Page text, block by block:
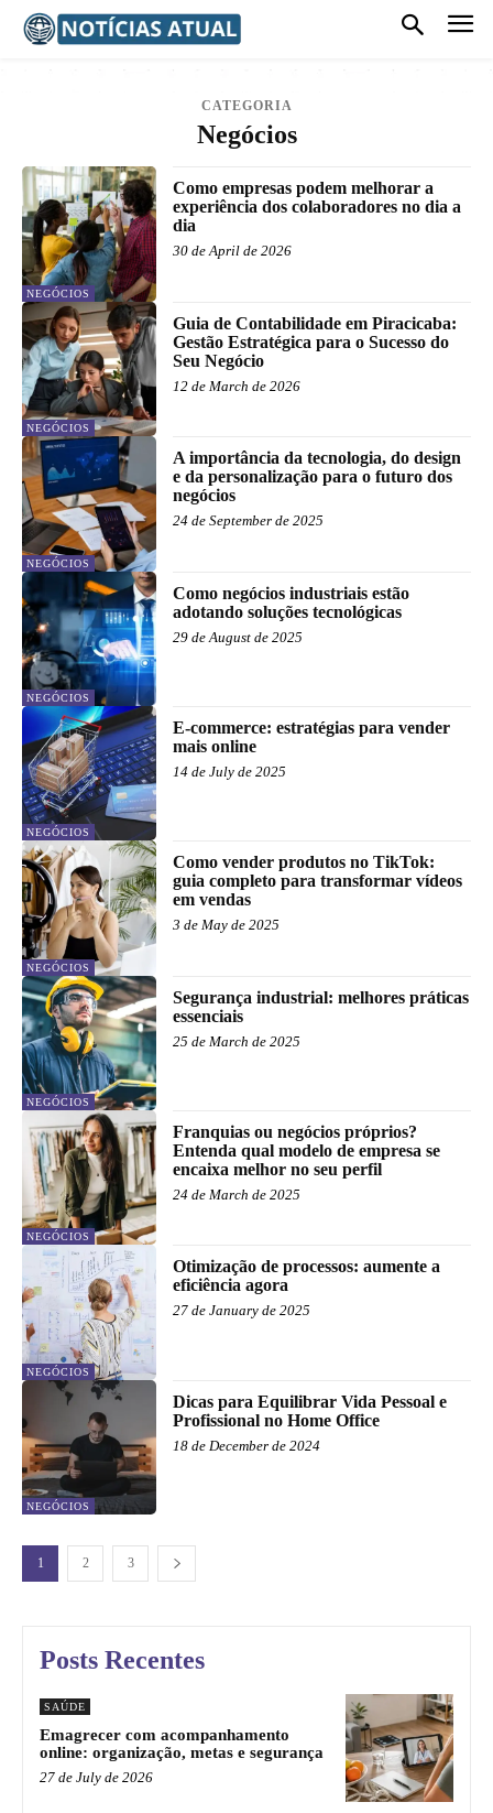
CATEGORIA
Negócios
NEGÓCIOS
Como empresas podem melhorar a
experiência dos colaboradores no dia a
dia
30 de April de 2026
NEGÓCIOS
Guia de Contabilidade em Piracicaba:
Gestão Estratégica para o Sucesso do
Seu Negócio
12 de March de 2026
NEGÓCIOS
A importância da tecnologia, do design
e da personalização para o futuro dos
negócios
24 de September de 2025
NEGÓCIOS
Como negócios industriais estão
adotando soluções tecnológicas
29 de August de 2025
NEGÓCIOS
E-commerce: estratégias para vender
mais online
14 de July de 2025
NEGÓCIOS
Como vender produtos no TikTok:
guia completo para transformar vídeos
em vendas
3 de May de 2025
NEGÓCIOS
Segurança industrial: melhores práticas
essenciais
25 de March de 2025
NEGÓCIOS
Franquias ou negócios próprios?
Entenda qual modelo de empresa se
encaixa melhor no seu perfil
24 de March de 2025
NEGÓCIOS
Otimização de processos: aumente a
eficiência agora
27 de January de 2025
NEGÓCIOS
Dicas para Equilibrar Vida Pessoal e
Profissional no Home Office
18 de December de 2024
1 2 3
Posts Recentes
SAÚDE
Emagrecer com acompanhamento
online: organização, metas e segurança
27 de July de 2026